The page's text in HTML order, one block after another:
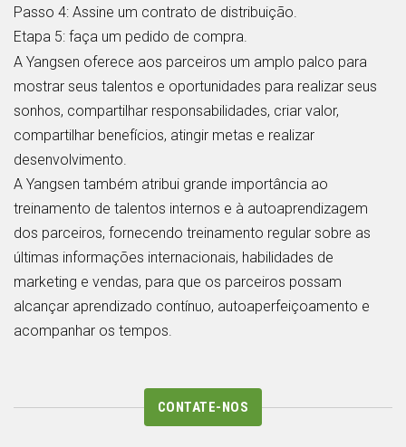
Passo 4: Assine um contrato de distribuição.
Etapa 5: faça um pedido de compra.
A Yangsen oferece aos parceiros um amplo palco para
mostrar seus talentos e oportunidades para realizar seus
sonhos, compartilhar responsabilidades, criar valor,
compartilhar benefícios, atingir metas e realizar
desenvolvimento.
A Yangsen também atribui grande importância ao
treinamento de talentos internos e à autoaprendizagem
dos parceiros, fornecendo treinamento regular sobre as
últimas informações internacionais, habilidades de
marketing e vendas, para que os parceiros possam
alcançar aprendizado contínuo, autoaperfeiçoamento e
acompanhar os tempos.
CONTATE-NOS